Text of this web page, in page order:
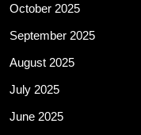
October 2025
September 2025
August 2025
July 2025
June 2025